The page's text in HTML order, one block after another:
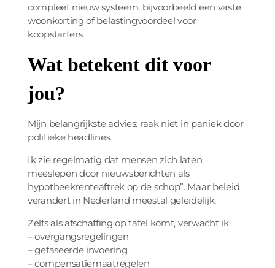
compleet nieuw systeem, bijvoorbeeld een vaste
woonkorting of belastingvoordeel voor
koopstarters.
Wat betekent dit voor
jou?
Mijn belangrijkste advies: raak niet in paniek door
politieke headlines.
Ik zie regelmatig dat mensen zich laten
meeslepen door nieuwsberichten als
hypotheekrenteaftrek op de schop”. Maar beleid
verandert in Nederland meestal geleidelijk.
Zelfs als afschaffing op tafel komt, verwacht ik:
– overgangsregelingen
– gefaseerde invoering
– compensatiemaatregelen